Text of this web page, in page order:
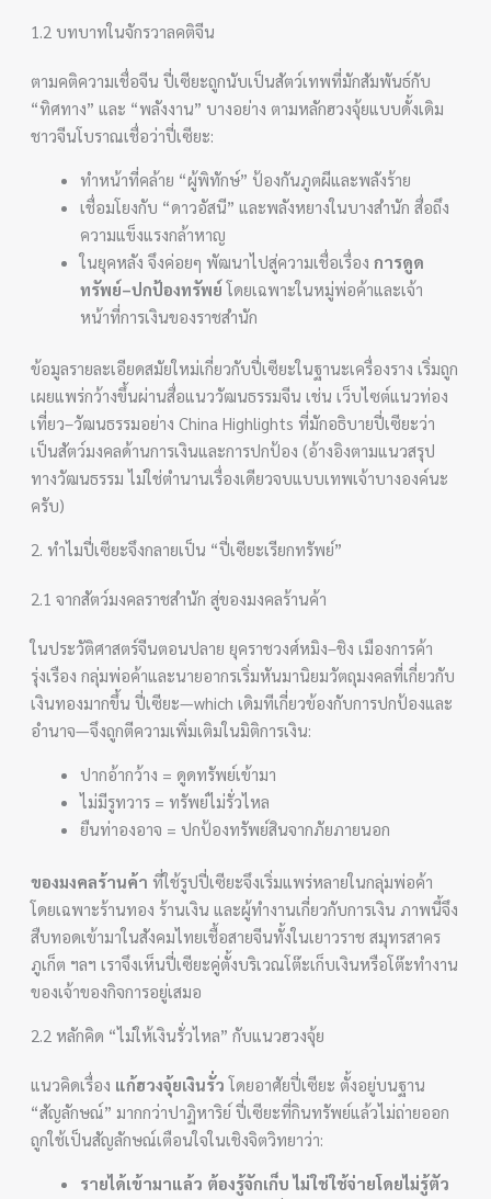
1.2 บทบาทในจักรวาลคติจีน
ตามคติความเชื่อจีน ปี่เซียะถูกนับเป็นสัตว์เทพที่มักสัมพันธ์กับ
“ทิศทาง” และ “พลังงาน” บางอย่าง ตามหลักฮวงจุ้ยแบบดั้งเดิม
ชาวจีนโบราณเชื่อว่าปี่เซียะ:
ทำหน้าที่คล้าย “ผู้พิทักษ์” ป้องกันภูตผีและพลังร้าย
เชื่อมโยงกับ “ดาวอัสนี” และพลังหยางในบางสำนัก สื่อถึง
ความแข็งแรงกล้าหาญ
ในยุคหลัง จึงค่อยๆ พัฒนาไปสู่ความเชื่อเรื่องการดูด
ทรัพย์–ปกป้องทรัพย์ โดยเฉพาะในหมู่พ่อค้าและเจ้า
หน้าที่การเงินของราชสำนัก
ข้อมูลรายละเอียดสมัยใหม่เกี่ยวกับปี่เซียะในฐานะเครื่องราง เริ่มถูก
เผยแพร่กว้างขึ้นผ่านสื่อแนววัฒนธรรมจีน เช่น เว็บไซต์แนวท่อง
เที่ยว–วัฒนธรรมอย่าง China Highlights ที่มักอธิบายปี่เซียะว่า
เป็นสัตว์มงคลด้านการเงินและการปกป้อง (อ้างอิงตามแนวสรุป
ทางวัฒนธรรม ไม่ใช่ตำนานเรื่องเดียวจบแบบเทพเจ้าบางองค์นะ
ครับ)
2. ทำไมปี่เซียะจึงกลายเป็น “ปี่เซียะเรียกทรัพย์”
2.1 จากสัตว์มงคลราชสำนัก สู่ของมงคลร้านค้า
ในประวัติศาสตร์จีนตอนปลาย ยุคราชวงศ์หมิง–ชิง เมืองการค้า
รุ่งเรือง กลุ่มพ่อค้าและนายอากรเริ่มหันมานิยมวัตถุมงคลที่เกี่ยวกับ
เงินทองมากขึ้น ปี่เซียะ—which เดิมทีเกี่ยวข้องกับการปกป้องและ
อำนาจ—จึงถูกตีความเพิ่มเติมในมิติการเงิน:
ปากอ้ากว้าง = ดูดทรัพย์เข้ามา
ไม่มีรูทวาร = ทรัพย์ไม่รั่วไหล
ยืนท่าองอาจ = ปกป้องทรัพย์สินจากภัยภายนอก
ของมงคลร้านค้า ที่ใช้รูปปี่เซียะจึงเริ่มแพร่หลายในกลุ่มพ่อค้า
โดยเฉพาะร้านทอง ร้านเงิน และผู้ทำงานเกี่ยวกับการเงิน ภาพนี้จึง
สืบทอดเข้ามาในสังคมไทยเชื้อสายจีนทั้งในเยาวราช สมุทรสาคร
ภูเก็ต ฯลฯ เราจึงเห็นปี่เซียะคู่ตั้งบริเวณโต๊ะเก็บเงินหรือโต๊ะทำงาน
ของเจ้าของกิจการอยู่เสมอ
2.2 หลักคิด “ไม่ให้เงินรั่วไหล” กับแนวฮวงจุ้ย
แนวคิดเรื่อง แก้ฮวงจุ้ยเงินรั่ว โดยอาศัยปี่เซียะ ตั้งอยู่บนฐาน
“สัญลักษณ์” มากกว่าปาฏิหาริย์ ปี่เซียะที่กินทรัพย์แล้วไม่ถ่ายออก
ถูกใช้เป็นสัญลักษณ์เตือนใจในเชิงจิตวิทยาว่า:
รายได้เข้ามาแล้ว ต้องรู้จักเก็บ ไม่ใช่ใช้จ่ายโดยไม่รู้ตัว